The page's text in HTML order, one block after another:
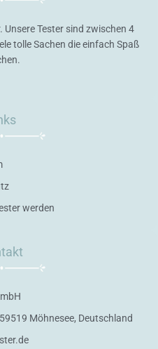
Tester sind zwischen 4
tolle Sachen die einfach Spaß
werden
Möhnesee, Deutschland